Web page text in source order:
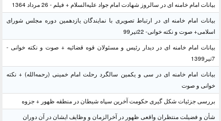
بیانات امام خامنه ای در سالروز شهادت امام جواد علیه‌السلام + فیلم - 26 مرداد 1364
بیانات امام خامنه ای در ارتباط تصویری با نمایندگان یازدهمین دوره مجلس شورای
اسلامی+ صوت و نکته خوانی- 22تیر99
بیانات امام خامنه ای در دیدار رئیس و مسئولان قوه قضائیه + صوت و نکته خوانی -
7تیر1399
بیانات امام خامنه ای در سی و یکمین سالگرد رحلت امام خمینی (رحمه‌الله) + نکته
خوانی و صوت
بررسی جزئیات شکل گیری حکومت آخرین سپاه شیطان در منطقه ظهور + جزوه
شأن و فضیلت منتظران واقعی ظهور در آخرالزمان و وظایف ایشان در آن دوران